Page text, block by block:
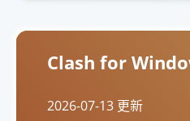
Clash for
2026-07-13 更新